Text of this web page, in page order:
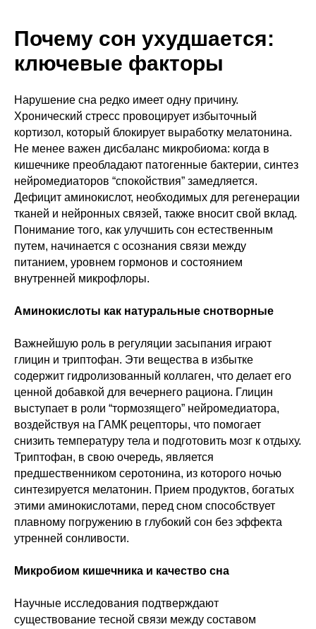
Почему сон ухудшается:
ключевые факторы
Нарушение сна редко имеет одну причину.
Хронический стресс провоцирует избыточный
кортизол, который блокирует выработку мелатонина.
Не менее важен дисбаланс микробиома: когда в
кишечнике преобладают патогенные бактерии, синтез
нейромедиаторов “спокойствия” замедляется.
Дефицит аминокислот, необходимых для регенерации
тканей и нейронных связей, также вносит свой вклад.
Понимание того, как улучшить сон естественным
путем, начинается с осознания связи между
питанием, уровнем гормонов и состоянием
внутренней микрофлоры.
Аминокислоты как натуральные снотворные
Важнейшую роль в регуляции засыпания играют
глицин и триптофан. Эти вещества в избытке
содержит гидролизованный коллаген, что делает его
ценной добавкой для вечернего рациона. Глицин
выступает в роли “тормозящего” нейромедиатора,
воздействуя на ГАМК рецепторы, что помогает
снизить температуру тела и подготовить мозг к отдыху.
Триптофан, в свою очередь, является
предшественником серотонина, из которого ночью
синтезируется мелатонин. Прием продуктов, богатых
этими аминокислотами, перед сном способствует
плавному погружению в глубокий сон без эффекта
утренней сонливости.
Микробиом кишечника и качество сна
Научные исследования подтверждают
существование тесной связи между составом